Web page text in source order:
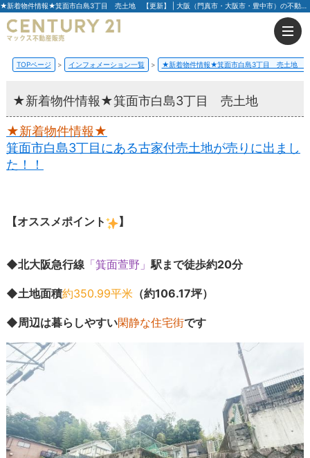
★新着物件情報★箕面市白島3丁目 売土地 【更新】 | 大阪（門真市・大阪市・豊中市）の不動産はセンチュリー21マックス不動産販売
TOPページ インフォメーション一覧 ★新着物件情報★箕面市白島3丁目 売土地
★新着物件情報★箕面市白島3丁目 売土地
★新着物件情報★
箕面市白島3丁目にある古家付売土地が売りに出まし
た！！
【オススメポイント 】
◆北大阪急行線「箕面萱野」 駅まで徒歩約20分
◆土地面積約350.99平米（約106.17坪）
◆周辺は暮らしやすい閑静な住宅街です